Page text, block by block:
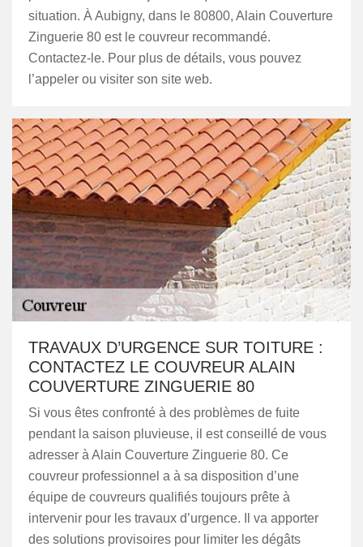
situation. À Aubigny, dans le 80800, Alain Couverture
Zinguerie 80 est le couvreur recommandé.
Contactez-le. Pour plus de détails, vous pouvez
l’appeler ou visiter son site web.
TRAVAUX D’URGENCE SUR TOITURE :
CONTACTEZ LE COUVREUR ALAIN
COUVERTURE ZINGUERIE 80
Si vous êtes confronté à des problèmes de fuite
pendant la saison pluvieuse, il est conseillé de vous
adresser à Alain Couverture Zinguerie 80. Ce
couvreur professionnel a à sa disposition d’une
équipe de couvreurs qualifiés toujours prête à
intervenir pour les travaux d’urgence. Il va apporter
des solutions provisoires pour limiter les dégâts